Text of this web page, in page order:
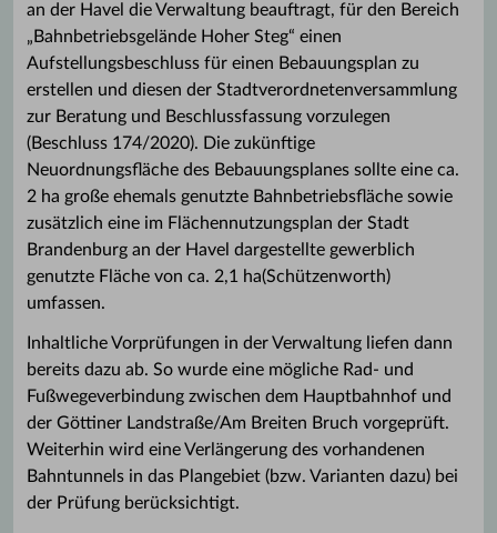
an der Havel die Verwaltung beauftragt, für den Bereich
„Bahnbetriebsgelände Hoher Steg“ einen
Aufstellungsbeschluss für einen Bebauungsplan zu
erstellen und diesen der Stadtverordnetenversammlung
zur Beratung und Beschlussfassung vorzulegen
(Beschluss 174/2020). Die zukünftige
Neuordnungsfläche des Bebauungsplanes sollte eine ca.
2 ha große ehemals genutzte Bahnbetriebsfläche sowie
zusätzlich eine im Flächennutzungsplan der Stadt
Brandenburg an der Havel dargestellte gewerblich
genutzte Fläche von ca. 2,1 ha(Schützenworth)
umfassen.
Inhaltliche Vorprüfungen in der Verwaltung liefen dann
bereits dazu ab. So wurde eine mögliche Rad- und
Fußwegeverbindung zwischen dem Hauptbahnhof und
der Göttiner Landstraße/Am Breiten Bruch vorgeprüft.
Weiterhin wird eine Verlängerung des vorhandenen
Bahntunnels in das Plangebiet (bzw. Varianten dazu) bei
der Prüfung berücksichtigt.